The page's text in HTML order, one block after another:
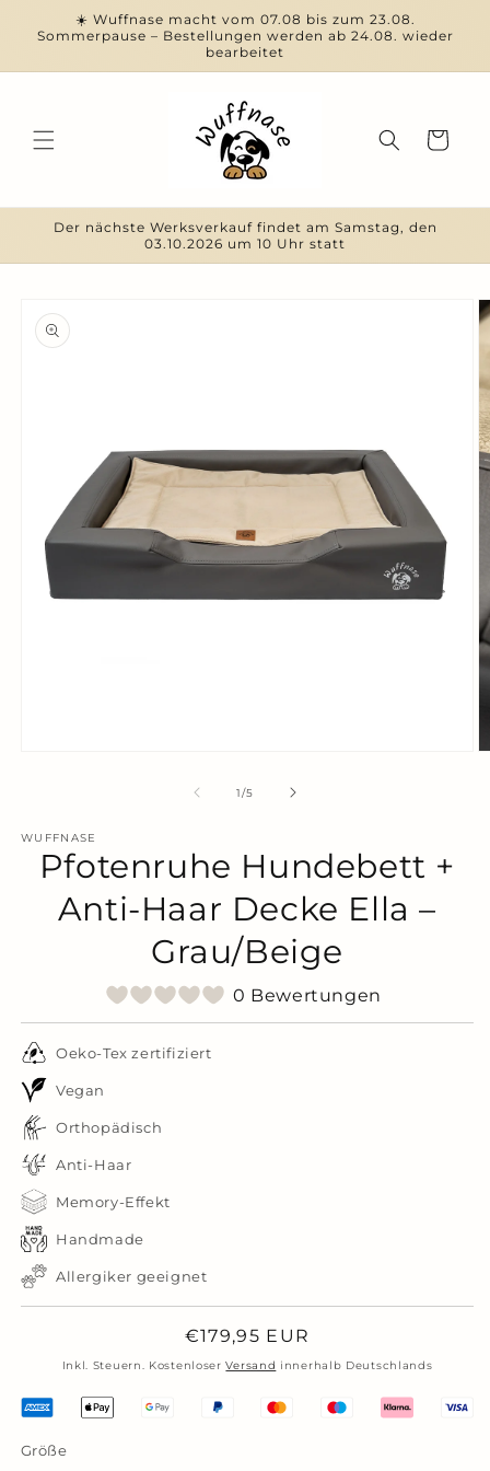
zum
Inhalt
☀️ Wuffnase macht vom 07.08 bis zum 23.08.
Sommerpause – Bestellungen werden ab 24.08. wieder
bearbeitet
Warenkorb
Der nächste Werksverkauf findet am Samstag, den
03.10.2026 um 10 Uhr statt
1/von
5
WUFFNASE
Pfotenruhe Hundebett +
Anti-Haar Decke Ella –
Grau/Beige
0 Bewertungen
Oeko-Tex zertifiziert
Vegan
Orthopädisch
Anti-Haar
Memory-Effekt
Handmade
Allergiker geeignet
Normaler
Preis
€179,95 EUR
Inkl. Steuern. KostenloserVersand innerhalb Deutschlands
Größe